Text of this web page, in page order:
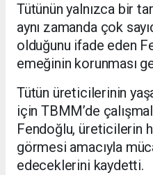
Tütünün yalnızca bir
aynı zamanda çok
olduğunu ifade eden
emeğinin korunması
Tütün üreticilerinin
için TBMM’de
Fendoğlu, üreticilerin
görmesi amacıyla
edeceklerini kaydetti.